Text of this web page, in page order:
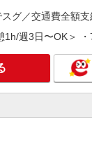
塩尻市
ん！補助のみ！
時給1500円〜2125
グ／交通費全額支
1h/週3日〜OK＞